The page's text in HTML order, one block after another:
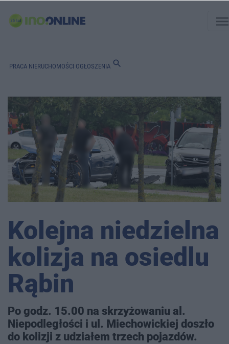
PRACA NIERUCHOMOŚCI OGŁOSZENIA search
Kolejna niedzielna
kolizja na osiedlu
Rąbin
Po godz. 15.00 na skrzyżowaniu al.
Niepodległości i ul. Miechowickiej doszło
do kolizji z udziałem trzech pojazdów.